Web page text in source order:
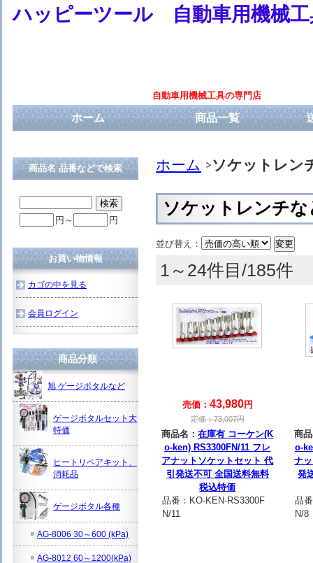
ハッピーツール 自動車用機械工
自動車用機械工具の専門店
ホーム 商品一覧
ホーム ソケットレン
ソケットレンチな
並び替え：
1～24件目/185件
売価： 43,980円
定価：73,007円
商品名：在庫有 コーケン(K
o-ken) RS3300FN/11 フレ
アナットソケットセット 代
引発送不可 全国送料無料
税込特価
品番： KO-KEN-RS3300F
N/11
商
o-
ナ
発
品
N/8
商品名 品番などで検索
円～ 円
お買い物情報
カゴの中を見る
会員ログイン
商品分類
旭 ゲージボタルなど
ゲージボタルセット大
特価
ヒートリペアキット、
消耗品
ゲージボタル各種
AG-8006 30～600 (kPa)
AG-8012 60～1200(kPa)